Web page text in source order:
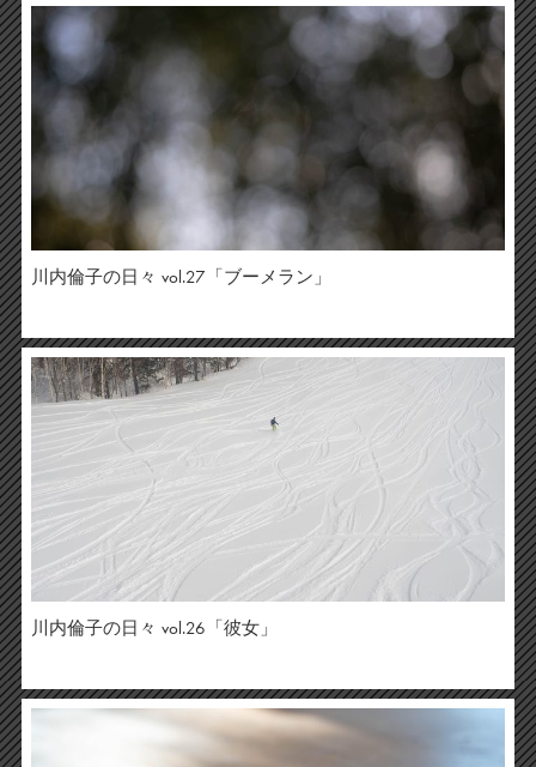
川内倫子の日々 vol.27「ブーメラン」
川内倫子の日々 vol.26「彼女」